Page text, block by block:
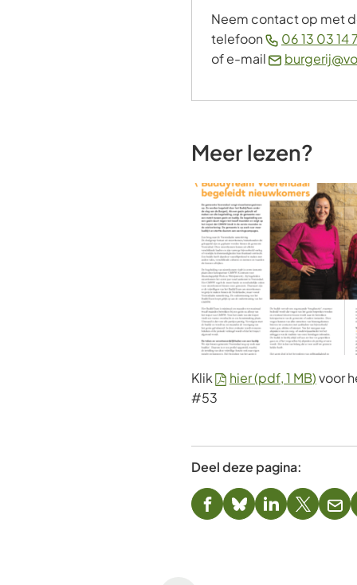
Neem contact op met
telefoon
06 13 03 14
of e-mail
Meer lezen?
Klik hier(pdf, 1 MB)voor
#53
Deel deze pagina:
(Verwijst(Verwijst(Verwijst(Verwijst